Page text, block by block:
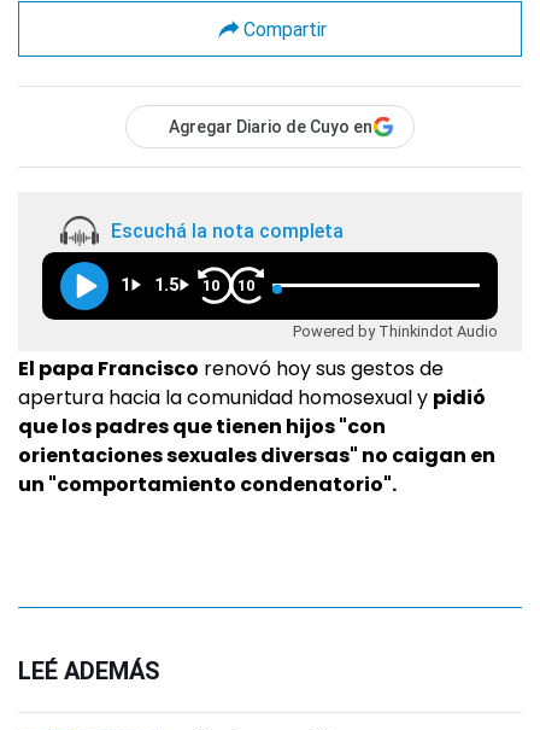
Compartir
Agregar Diario de Cuyo en
Escuchá la nota completa
1 1.5 10 10
Powered by Thinkindot Audio
El papa Francisco renovó hoy sus gestos de
apertura hacia la comunidad homosexual y pidió
que los padres que tienen hijos "con
orientaciones sexuales diversas" no caigan en
un "comportamiento condenatorio".
LEÉ ADEMÁS